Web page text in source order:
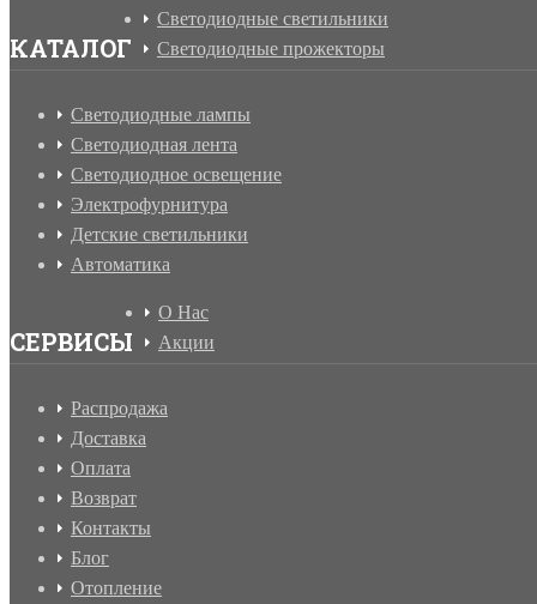
КАТАЛОГ
Светодиодные светильники
Светодиодные прожекторы
Светодиодные лампы
Светодиодная лента
Светодиодное освещение
Электрофурнитура
Детские светильники
Автоматика
СЕРВИСЫ
О Нас
Акции
Распродажа
Доставка
Оплата
Возврат
Контакты
Блог
Отопление